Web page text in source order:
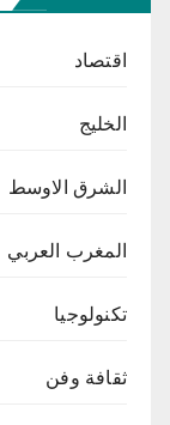
اقتصاد
الخليج
الشرق الاوسط
المغرب العربي
تكنولوجيا
ثقافة وفن